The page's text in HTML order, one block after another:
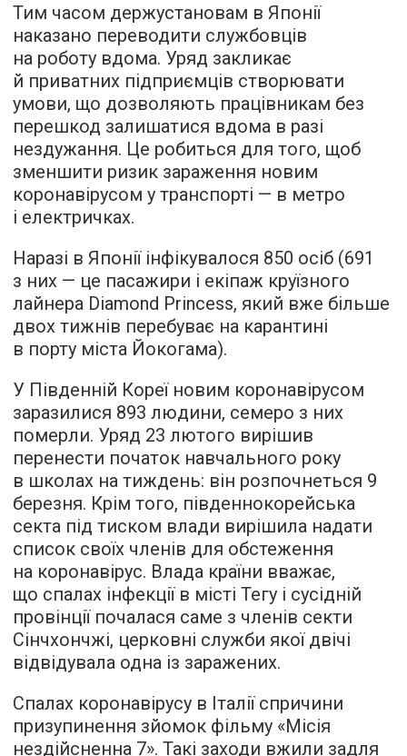
Тим часом держустановам в Японії
наказано переводити службовців
на роботу вдома. Уряд закликає
й приватних підприємців створювати
умови, що дозволяють працівникам без
перешкод залишатися вдома в разі
нездужання. Це робиться для того, щоб
зменшити ризик зараження новим
коронавірусом у транспорті — в метро
і електричках.
Наразі в Японії інфікувалося 850 осіб (691
з них — це пасажири і екіпаж круїзного
лайнера Diamond Princess, який вже більше
двох тижнів перебуває на карантині
в порту міста Йокогама).
У Південній Кореї новим коронавірусом
заразилися 893 людини, семеро з них
померли. Уряд 23 лютого вирішив
перенести початок навчального року
в школах на тиждень: він розпочнеться 9
березня. Крім того, південнокорейська
секта під тиском влади вирішила надати
список своїх членів для обстеження
на коронавірус. Влада країни вважає,
що спалах інфекції в місті Тегу і сусідній
провінції почалася саме з членів секти
Сінчхончжі, церковні служби якої двічі
відвідувала одна із заражених.
Спалах коронавірусу в Італії спричини
призупинення зйомок фільму «Місія
нездійсненна 7». Такі заходи вжили задля